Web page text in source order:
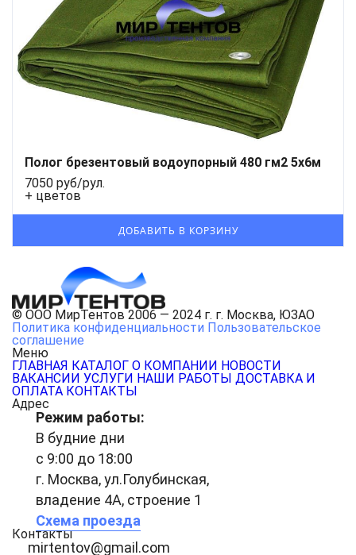
Полог брезентовый водоупорный 480 гм2 5x6м
7050 руб/рул.
+ цветов
© ООО МирТентов 2006 — 2024 г. г. Москва, ЮЗАО
Политика конфиденциальности Пользовательское
соглашение
Меню
ГЛАВНАЯ КАТАЛОГ О КОМПАНИИ НОВОСТИ
ВАКАНСИИ УСЛУГИ НАШИ РАБОТЫ ДОСТАВКА И
ОПЛАТА КОНТАКТЫ
Адрес
Режим работы:
В будние дни
с 9:00 до 18:00
г. Москва, ул.Голубинская,
владение 4А, строение 1
Схема проезда
Контакты
mirtentov@gmail.com